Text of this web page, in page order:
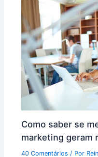
Como saber se
marketing geram
40 Comentários / Por